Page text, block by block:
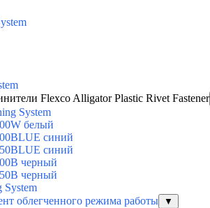
Flexco Alligator Plastic Rivet Fastener
System
белый
синий
синий
черный
черный
System
облегченного режима работы
▼